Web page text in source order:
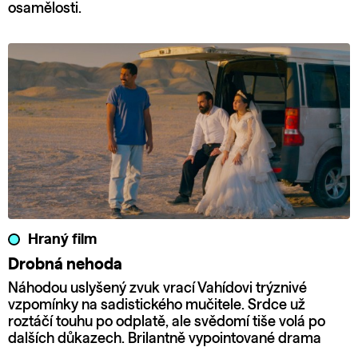
osamělosti.
Hraný film
Drobná nehoda
Náhodou uslyšený zvuk vrací Vahídovi trýznivé
vzpomínky na sadistického mučitele. Srdce už
roztáčí touhu po odplatě, ale svědomí tiše volá po
dalších důkazech. Brilantně vypointované drama